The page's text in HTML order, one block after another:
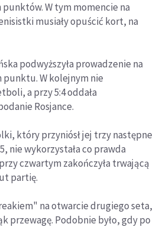
W tym momencie na
musiały opuścić kort, na
podwyższyła prowadzenie na
punktu. W kolejnym nie
a przy 5:4 oddała
Rosjance.
który przyniósł jej trzy następne
nie wykorzystała co prawda
czwartym zakończyła trwającą
partię.
na otwarcie drugiego seta,
przewagę. Podobnie było, gdy po